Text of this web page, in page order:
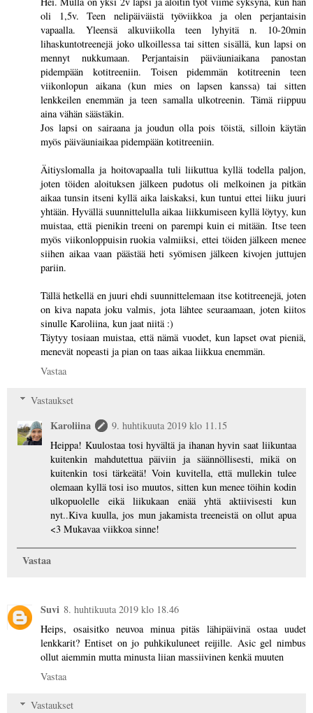
oli 1,5v. Teen nelipäiväistä työviikkoa ja olen perjantaisin
vapaalla. Yleensä alkuviikolla teen lyhyitä n. 10-20min
lihaskuntotreenejä joko ulkoillessa tai sitten sisällä, kun lapsi on
mennyt nukkumaan. Perjantaisin päiväuniaikana panostan
pidempään kotitreeniin. Toisen pidemmän kotitreenin teen
viikonlopun aikana (kun mies on lapsen kanssa) tai sitten
lenkkeilen enemmän ja teen samalla ulkotreenin. Tämä riippuu
aina vähän säästäkin.
Jos lapsi on sairaana ja joudun olla pois töistä, silloin käytän
myös päiväuniaikaa pidempään kotitreeniin.
Äitiyslomalla ja hoitovapaalla tuli liikuttua kyllä todella paljon,
joten töiden aloituksen jälkeen pudotus oli melkoinen ja pitkän
aikaa tunsin itseni kyllä aika laiskaksi, kun tuntui ettei liiku juuri
yhtään. Hyvällä suunnittelulla aikaa liikkumiseen kyllä löytyy, kun
muistaa, että pienikin treeni on parempi kuin ei mitään. Itse teen
myös viikonloppuisin ruokia valmiiksi, ettei töiden jälkeen menee
siihen aikaa vaan päästää heti syömisen jälkeen kivojen juttujen
pariin.
Tällä hetkellä en juuri ehdi suunnittelemaan itse kotitreenejä, joten
on kiva napata joku valmis, jota lähtee seuraamaan, joten kiitos
sinulle Karoliina, kun jaat niitä :)
Täytyy tosiaan muistaa, että nämä vuodet, kun lapset ovat pieniä,
menevät nopeasti ja pian on taas aikaa liikkua enemmän.
Vastaa
Vastaukset
Karoliina
9. huhtikuuta 2019 klo 11.15
Heippa! Kuulostaa tosi hyvältä ja ihanan hyvin saat liikuntaa
kuitenkin mahdutettua päiviin ja säännöllisesti, mikä on
kuitenkin tosi tärkeätä! Voin kuvitella, että mullekin tulee
olemaan kyllä tosi iso muutos, sitten kun menee töihin kodin
ulkopuolelle eikä liikukaan enää yhtä aktiivisesti kun
nyt..Kiva kuulla, jos mun jakamista treeneistä on ollut apua
<3 Mukavaa viikkoa sinne!
Vastaa
Suvi 8. huhtikuuta 2019 klo 18.46
Heips, osaisitko neuvoa minua pitäs lähipäivinä ostaa uudet
lenkkarit? Entiset on jo puhkikuluneet reijille. Asic gel nimbus
ollut aiemmin mutta minusta liian massiivinen kenkä muuten
Vastaa
Vastaukset